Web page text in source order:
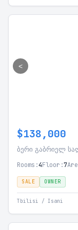
<
$138,000
ბერი გაბრიელ
Rooms:4Floor:7
SALE OWNER
Tbilisi / Isani